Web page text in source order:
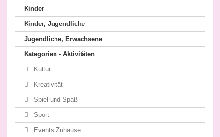
Kinder
Kinder, Jugendliche
Jugendliche, Erwachsene
Kategorien - Aktivitäten
Kultur
Kreativität
Spiel und Spaß
Sport
Events Zuhause